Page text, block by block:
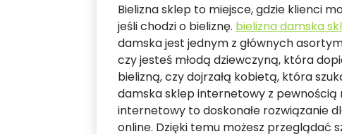
Bielizna sklep to miejsce, gdzie klienci
jeśli chodzi o bieliznę. bielizna damska
damska jest jednym z głównych
czy jesteś młodą dziewczyną, która
bielizną, czy dojrzałą kobietą, która
damska sklep internetowy z pewnością
internetowy to doskonałe rozwiązanie
online. Dzięki temu możesz przeglądać